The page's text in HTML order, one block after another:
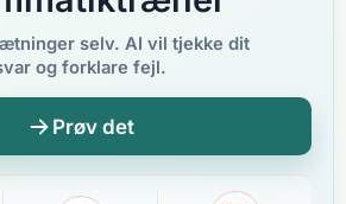
selv. AI vil tjekke dit
og forklare fejl.
Prøv det